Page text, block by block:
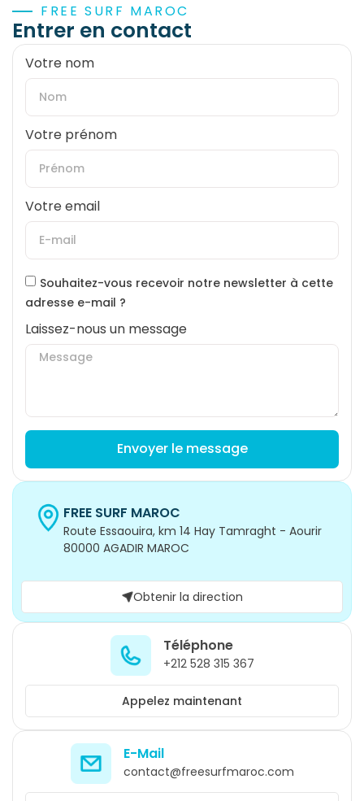
FREE SURF MAROC
Entrer en contact
FREE SURF MAROC
Route Essaouira, km 14 Hay Tamraght - Aourir
80000 AGADIR MAROC
Obtenir la direction
Téléphone
+212 528 315 367
Appelez maintenant
E-Mail
contact@freesurfmaroc.com
Votre nom
Votre prénom
Votre email
Souhaitez-vous recevoir notre newsletter à cette
adresse e-mail ?
Laissez-nous un message
Envoyer le message